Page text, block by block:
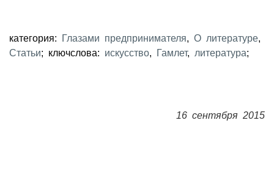
категория: Глазами предпринимателя, О литературе,
Статьи; ключслова: искусство, Гамлет, литература;
16 сентября 2015